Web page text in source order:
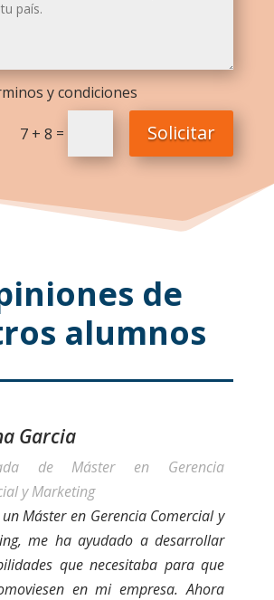
y condiciones
7 + 8 = Solicitar
de
alumnos
Garcia
de Máster en Gerencia
y Marketing
Máster en Gerencia Comercial y
me ha ayudado a desarrollar
que necesitaba para que
en mi empresa. Ahora